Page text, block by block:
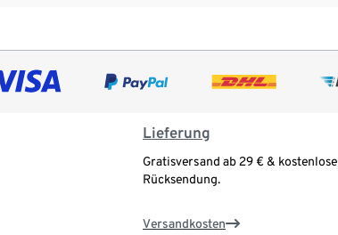
Lieferung
Gratisversand ab 29 € & kostenlose
Rücksendung.
Versandkosten